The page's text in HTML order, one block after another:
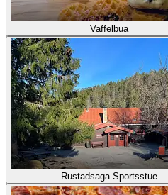
Vaffelbua
Rustadsaga Sportsstue